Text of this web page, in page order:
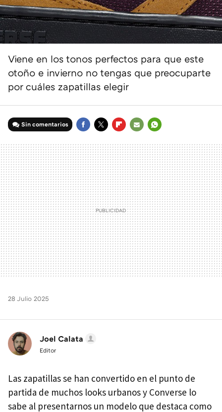
Viene en los tonos perfectos para que este
otoño e invierno no tengas que preocuparte
por cuáles zapatillas elegir
Sin comentarios
MAIL
28 Julio 2025
Joel Calata
Editor
Las zapatillas se han convertido en el punto de
partida de muchos looks urbanos y Converse lo
sabe al presentarnos un modelo que destaca como